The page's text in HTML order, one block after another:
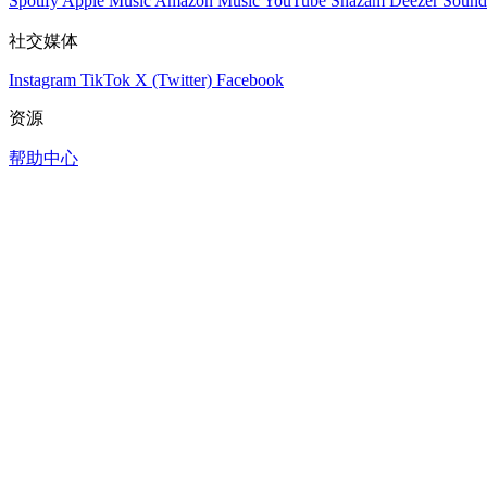
社交媒体
Instagram TikTok X (Twitter) Facebook
资源
帮助中心